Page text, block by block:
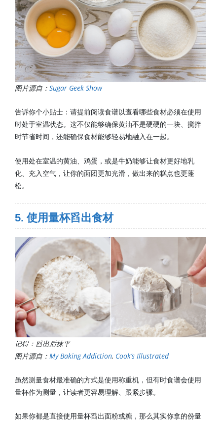
图片源自： Sugar Geek Show
告诉你个小贴士：请提前阅读食谱以查看哪些食材必须在使用
时处于室温状态。这不仅能够确保黄油不是硬硬的一块、搅拌
时节省时间，还能确保食材能够轻易地融入在一起。
使用处在室温的黄油、鸡蛋，或是牛奶能够让食材更好地乳
化、充入空气，让你的面团更加光滑，做出来的糕点也更蓬
松。
5. 使用量杯舀出食材
记得：舀出后抹平
图片源自： My Baking Addiction, Cook’s Illustrated
虽然测量食材最准确的方式是使用称重机，但有时食谱会使用
量杯作为测量，让读者更容易理解、跟紧步骤。
如果你都是直接使用量杯舀出面粉或糖，那么其实你拿的份量